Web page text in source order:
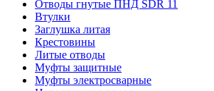
Отводы гнутые ПНД SDR 11
Втулки
Заглушка литая
Крестовины
Литые отводы
Муфты защитные
Муфты электросварные